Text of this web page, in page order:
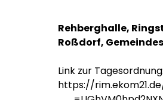
Rehberghalle,
Roßdorf,
Link zur Tagesordnung:
https://